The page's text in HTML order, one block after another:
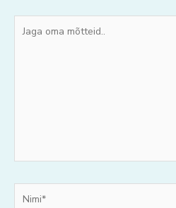
oma